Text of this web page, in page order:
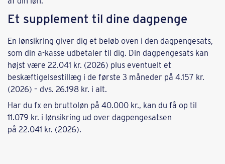
Et supplement til dine dagpenge
En lønsikring giver dig et beløb oven i den dagpengesats,
som din a-kasse udbetaler til dig. Din dagpengesats kan
højst være 22.041 kr. (2026) plus eventuelt et
beskæftigelsestillæg i de første 3 måneder på 4.157 kr.
(2026) – dvs. 26.198 kr. i alt.
Har du fx en bruttoløn på 40.000 kr., kan du få op til
11.079 kr. i lønsikring ud over dagpengesatsen
på 22.041 kr. (2026).